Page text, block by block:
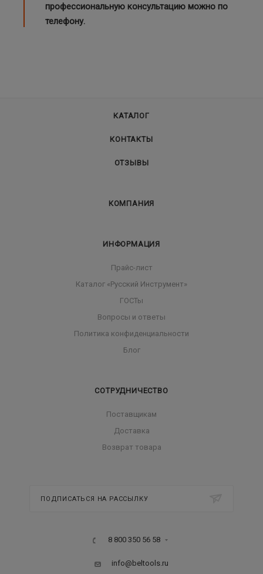
профессиональную консультацию можно по
телефону.
КАТАЛОГ
КОНТАКТЫ
ОТЗЫВЫ
КОМПАНИЯ
ИНФОРМАЦИЯ
Прайс-лист
Каталог «Русский Инструмент»
ГОСТы
Вопросы и ответы
Политика конфиденциальности
Блог
СОТРУДНИЧЕСТВО
Поставщикам
Доставка
Возврат товара
ПОДПИСАТЬСЯ НА РАССЫЛКУ
8 800 350 56 58
info@beltools.ru